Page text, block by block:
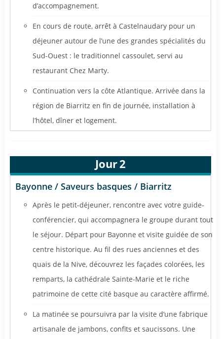
d’accompagnement.
En cours de route, arrêt à Castelnaudary pour un
déjeuner autour de l’une des grandes spécialités du
Sud-Ouest : le traditionnel cassoulet, servi au
restaurant Chez Marty.
Continuation vers la côte Atlantique. Arrivée dans la
région de Biarritz en fin de journée, installation à
l’hôtel, dîner et logement.
Jour2
Bayonne / Saveurs basques / Biarritz
Après le petit-déjeuner, rencontre avec votre guide-
conférencier, qui accompagnera le groupe durant tout
le séjour. Départ pour Bayonne et visite guidée de son
centre historique. Au fil des rues anciennes et des
quais de la Nive, découvrez les façades colorées, les
remparts, la cathédrale Sainte-Marie et le riche
patrimoine de cette cité basque au caractère affirmé.
La matinée se poursuivra par la visite d’une fabrique
artisanale de jambons, confits et saucissons. Une